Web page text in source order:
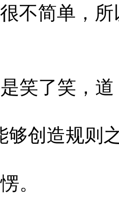
不简单，
笑了笑，道
创造规则
。